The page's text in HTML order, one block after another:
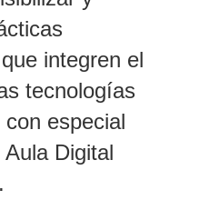
integren el
tecnologías
especial
Digital